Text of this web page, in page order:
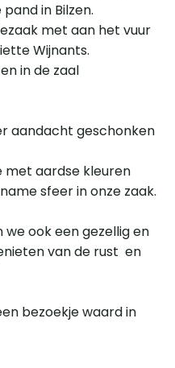
in Bilzen.
met aan het vuur
Wijnants.
in de zaal
aandacht geschonken
aardse kleuren
sfeer in onze zaak.
ook een gezellig en
van de rust en
bezoekje waard in